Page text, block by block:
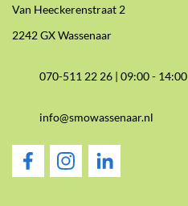
Van Heeckerenstraat 2
2242 GX Wassenaar
070-511 22 26 |09:00 - 14:00
info@smowassenaar.nl